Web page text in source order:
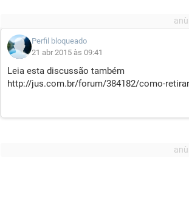
Perfil bloqueado
21 abr 2015 às 09:41
Leia esta discussão também
http://jus.com.br/forum/384182/como-